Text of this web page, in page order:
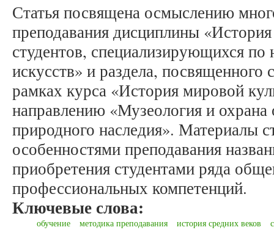
Статья посвящена осмыслению
преподавания дисциплины
студентов, специализирующихся
искусств» и раздела, посвященного
рамках курса «История мировой
направлению «Музеология и охрана
природного наследия». Материалы
особенностями преподавания
приобретения студентами ряда
профессиональных компетенций.
Ключевые слова:
обучение методика преподавания история средних веков